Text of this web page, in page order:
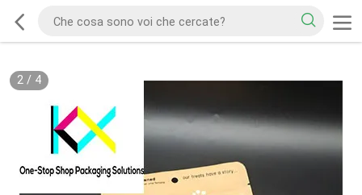
2/ 4